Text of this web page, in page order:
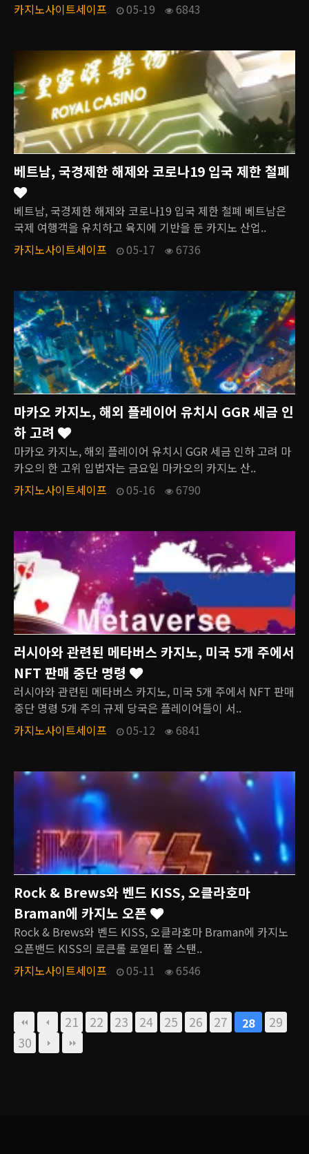
카지노사이트세이프
05-19 6843
베트남, 국경제한 해제와 코로나19 입국 제한 철폐
베트남, 국경제한 해제와 코로나19 입국 제한 철폐 베트남은
국제 여행객을 유치하고 육지에 기반을 둔 카지노 산업..
카지노사이트세이프
05-17 6736
마카오 카지노, 해외 플레이어 유치시 GGR 세금 인
하 고려
마카오 카지노, 해외 플레이어 유치시 GGR 세금 인하 고려 마
카오의 한 고위 입법자는 금요일 마카오의 카지노 산..
카지노사이트세이프
05-16 6790
러시아와 관련된 메타버스 카지노, 미국 5개 주에서
NFT 판매 중단 명령
러시아와 관련된 메타버스 카지노, 미국 5개 주에서 NFT 판매
중단 명령 5개 주의 규제 당국은 플레이어들이 서..
카지노사이트세이프
05-12 6841
Rock & Brews와 벤드 KISS, 오클라호마
Braman에 카지노 오픈
Rock & Brews와 벤드 KISS, 오클라호마 Braman에 카지노
오픈밴드 KISS의 로큰롤 로열티 폴 스탠..
카지노사이트세이프
05-11 6546
21 22 23 24 25 26 27 28
29
30